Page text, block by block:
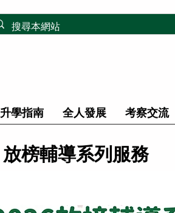
升學指南 全人發展 考察交流
放榜輔導系列服務